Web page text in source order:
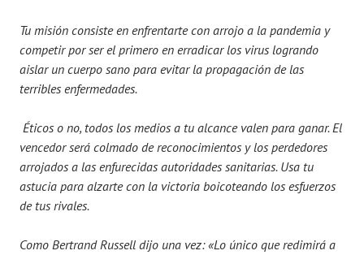
Tu misión consiste en enfrentarte con arrojo a la pandemia y
competir por ser el primero en erradicar los virus logrando
aislar un cuerpo sano para evitar la propagación de las
terribles enfermedades.
Éticos o no, todos los medios a tu alcance valen para ganar. El
vencedor será colmado de reconocimientos y los perdedores
arrojados a las enfurecidas autoridades sanitarias. Usa tu
astucia para alzarte con la victoria boicoteando los esfuerzos
de tus rivales.
Como Bertrand Russell dijo una vez: «Lo único que redimirá a